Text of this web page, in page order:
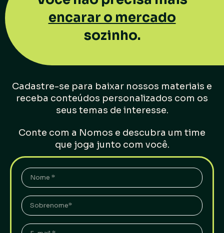
encarar o mercado
sozinho.
Cadastre-se para baixar nossos materiais e
receba conteúdos personalizados com os
seus temas de interesse.
Conte com a Nomos e descubra um time
que joga junto com você.